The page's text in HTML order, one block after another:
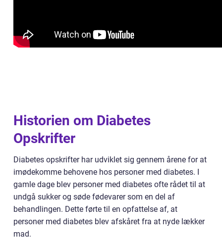
Historien om Diabetes
Opskrifter
Diabetes opskrifter har udviklet sig gennem årene for at
imødekomme behovene hos personer med diabetes. I
gamle dage blev personer med diabetes ofte rådet til at
undgå sukker og søde fødevarer som en del af
behandlingen. Dette førte til en opfattelse af, at
personer med diabetes blev afskåret fra at nyde lækker
mad.